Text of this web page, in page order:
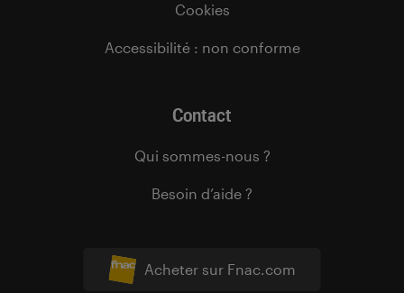
Acheter sur Fnac.com
Cookies
Accessibilité : non conforme
Contact
Qui sommes-nous ?
Besoin d’aide ?